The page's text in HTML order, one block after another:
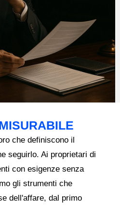
che definiscono il
seguirlo. Ai proprietari di
con esigenze senza
gli strumenti che
dell'affare, dal primo